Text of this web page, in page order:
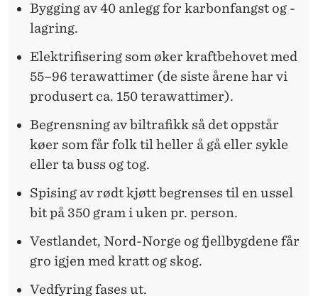
Bygging av 40 anlegg for karbonfangst og -
lagring.
Elektrifisering som øker kraftbehovet med
55–96 terawattimer (de siste årene har vi
produsert ca. 150 terawattimer).
Begrensning av biltrafikk så det oppstår
køer som får folk til heller å gå eller sykle
eller ta buss og tog.
Spising av rødt kjøtt begrenses til en ussel
bit på 350 gram i uken pr. person.
Vestlandet, Nord-Norge og fjellbygdene får
gro igjen med kratt og skog.
Vedfyring fases ut.